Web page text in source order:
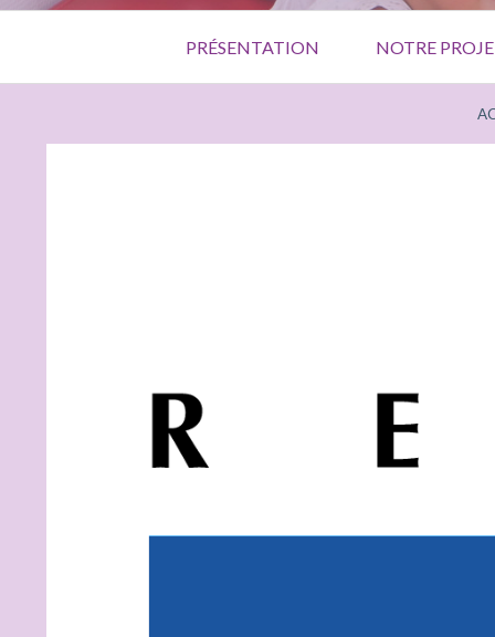
principal
PRÉSENTATION NOTRE